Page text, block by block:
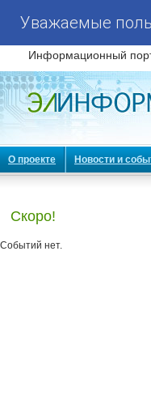
Уважаемые
Информационный
О проекте Новости и
Скоро!
Событий нет.